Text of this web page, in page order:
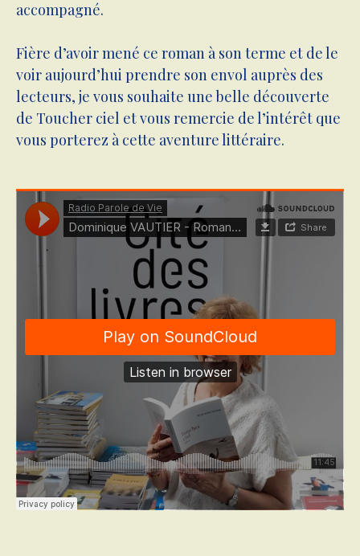
accompagné.
Fière d’avoir mené ce roman à son terme et de le
voir aujourd’hui prendre son envol auprès des
lecteurs, je vous souhaite une belle découverte
de Toucher ciel et vous remercie de l’intérêt que
vous porterez à cette aventure littéraire.